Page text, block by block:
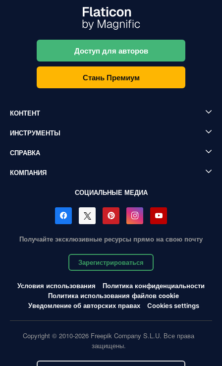
Доступ для авторов
Стань Премиум
КОНТЕНТ
ИНСТРУМЕНТЫ
СПРАВКА
КОМПАНИЯ
СОЦИАЛЬНЫЕ МЕДИА
Получайте эксклюзивные ресурсы прямо на свою почту
Зарегистрироваться
Условия использования
Политика конфиденциальности
Политика использования файлов cookie
Уведомление об авторских правах
Cookies settings
Copyright © 2010-2026 Freepik Company S.L.U. Все права
защищены.